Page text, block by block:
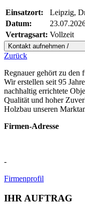
Einsatzort:
Leipzig,
Datum:
Vertragsart: Vollzeit
Zurück
Regnauer gehört zu den
Wir erstellen seit 95
nachhaltig errichtete
Qualität und hoher
Holzbau unseren
Firmen-Adresse
-
Firmenprofil
IHR AUFTRAG